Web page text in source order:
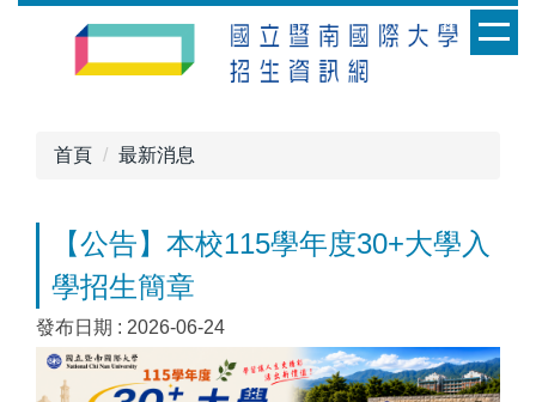
首頁 最新消息
【公告】本校115學年度30+大學入
學招生簡章
發布日期 : 2026-06-24